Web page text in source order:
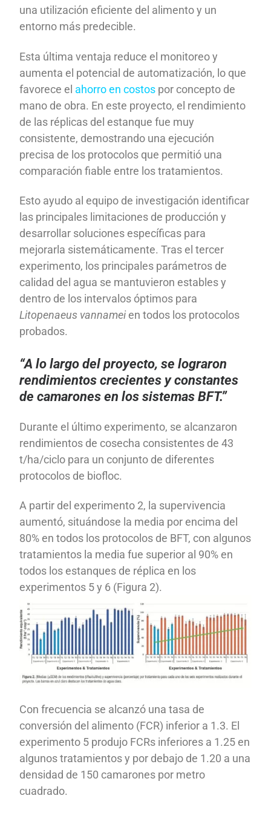
una utilización eficiente del alimento y un
entorno más predecible.
Esta última ventaja reduce el monitoreo y
aumenta el potencial de automatización, lo que
favorece el ahorro en costos por concepto de
mano de obra. En este proyecto, el rendimiento
de las réplicas del estanque fue muy
consistente, demostrando una ejecución
precisa de los protocolos que permitió una
comparación fiable entre los tratamientos.
Esto ayudo al equipo de investigación identificar
las principales limitaciones de producción y
desarrollar soluciones específicas para
mejorarla sistemáticamente. Tras el tercer
experimento, los principales parámetros de
calidad del agua se mantuvieron estables y
dentro de los intervalos óptimos para
Litopenaeus vannamei en todos los protocolos
probados.
“A lo largo del proyecto, se lograron
rendimientos crecientes y constantes
de camarones en los sistemas BFT.”
Durante el último experimento, se alcanzaron
rendimientos de cosecha consistentes de 43
t/ha/ciclo para un conjunto de diferentes
protocolos de biofloc.
A partir del experimento 2, la supervivencia
aumentó, situándose la media por encima del
80% en todos los protocolos de BFT, con algunos
tratamientos la media fue superior al 90% en
todos los estanques de réplica en los
experimentos 5 y 6 (Figura 2).
Con frecuencia se alcanzó una tasa de
conversión del alimento (FCR) inferior a 1.3. El
experimento 5 produjo FCRs inferiores a 1.25 en
algunos tratamientos y por debajo de 1.20 a una
densidad de 150 camarones por metro
cuadrado.